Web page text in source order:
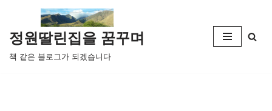
콘
텐
츠
정원딸린집을 꿈꾸며
책 같은 블로그가 되겠습니다